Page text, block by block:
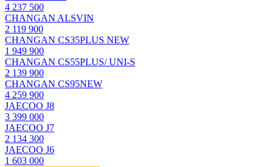
4 237 500
CHANGAN ALSVIN
2 119 900
CHANGAN CS35PLUS NEW
1 949 900
CHANGAN CS55PLUS/ UNI-S
2 139 900
CHANGAN CS95NEW
4 259 900
JAECOO J8
3 399 000
JAECOO J7
2 134 300
JAECOO J6
1 603 000